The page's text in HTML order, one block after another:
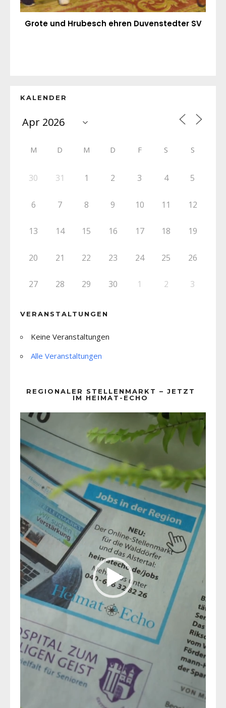
Grote und Hrubesch ehren Duvenstedter SV
KALENDER
M D M D F S S
30 31 1 2 3 4 5
6 7 8 9 10 11 12
13 14 15 16 17 18 19
20 21 22 23 24 25 26
27 28 29 30 1 2 3
VERANSTALTUNGEN
Keine Veranstaltungen
Alle Veranstaltungen
REGIONALER STELLENMARKT – JETZT
IM HEIMAT-ECHO
Player